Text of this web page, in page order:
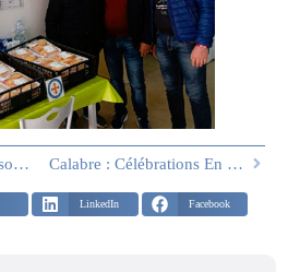
Calabre: Don À La Maison De Retraite S. Anna
Calabre : Célébrations En L’honneur De Saint Georges
LinkedIn Facebook